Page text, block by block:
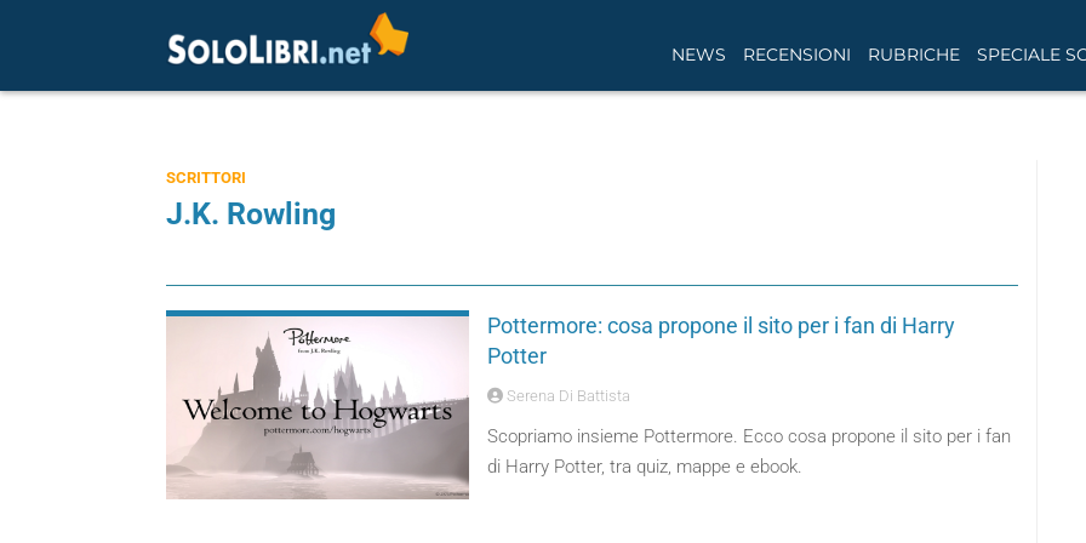
NEWS RECENSIONI RUBRICHE SPECIALE
SCRITTORI
J.K. Rowling
Pottermore: cosa propone il sito per i fan di Harry
Potter
Serena Di Battista
Scopriamo insieme Pottermore. Ecco cosa propone il sito per i fan
di Harry Potter, tra quiz, mappe e ebook.